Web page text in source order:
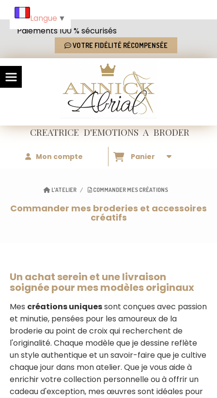
Paiements 100 % sécurisés
VOTRE FIDÉLITÉ RÉCOMPENSÉE
CREATRICED'EMOTIONSA BRODER
Mon compte Panier
L'ATELIER COMMANDER MES CRÉATIONS
Commander mes broderies et accessoires
créatifs
Un achat serein et une livraison
soignée pour mes modèles originaux
Mes créations uniquessont conçues avec passion
et minutie, pensées pour les amoureux de la
broderie au point de croix qui recherchent de
l'originalité. Chaque modèle que je dessine reflète
un style authentique et un savoir-faire que je cultive
chaque jour dans mon atelier. Que je vous aide à
enrichir votre collection personnelle ou à offrir un
cadeau d'exception, mes œuvres sont idéales pour
Langue ▼